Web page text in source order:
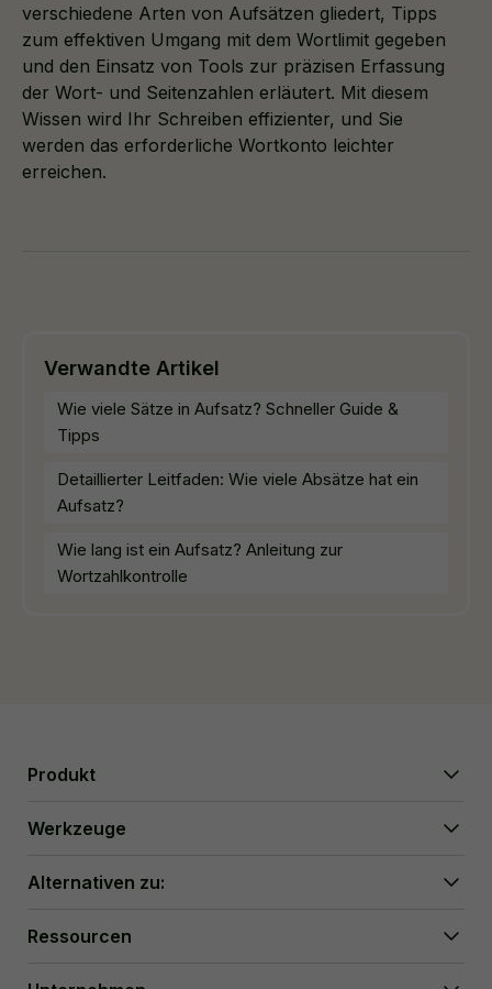
verschiedene Arten von Aufsätzen gliedert, Tipps
zum effektiven Umgang mit dem Wortlimit gegeben
und den Einsatz von Tools zur präzisen Erfassung
der Wort- und Seitenzahlen erläutert. Mit diesem
Wissen wird Ihr Schreiben effizienter, und Sie
werden das erforderliche Wortkonto leichter
erreichen.
Verwandte Artikel
Wie viele Sätze in Aufsatz? Schneller Guide &
Tipps
Detaillierter Leitfaden: Wie viele Absätze hat ein
Aufsatz?
Wie lang ist ein Aufsatz? Anleitung zur
Wortzahlkontrolle
Produkt
Humanizer
Werkzeuge
KI-Übersetzung
GPTZero umgehen
Alternativen zu:
Undetectable.ai
Ressourcen